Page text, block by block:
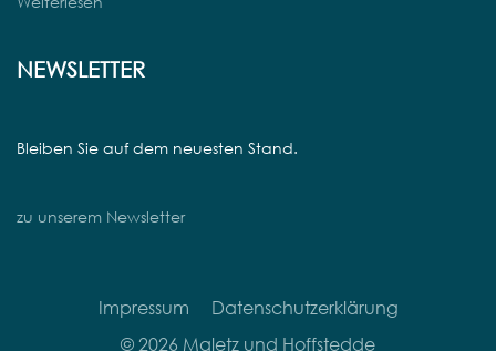
NEWSLETTER
Bleiben Sie auf dem neuesten Stand.
zu unserem Newsletter
Impressum
Datenschutzerklärung
© 2026 Maletz und Hoffstedde